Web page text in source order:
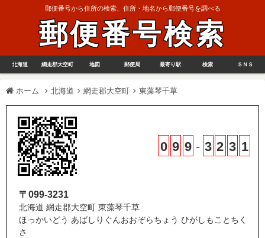
郵便番号から住所の検索、住所・地名から郵便番号を調べる
郵便番号検索
北海道 網走郡大空町 地図 郵便局 最寄り駅 検索 ＳＮＳ
ホーム 北海道 網走郡大空町 東藻琴千草
0 9 9 - 3 2 3 1
〒099-3231
北海道 網走郡大空町 東藻琴千草
ほっかいどう あばしりぐんおおぞらちょう ひがしもことちく
さ